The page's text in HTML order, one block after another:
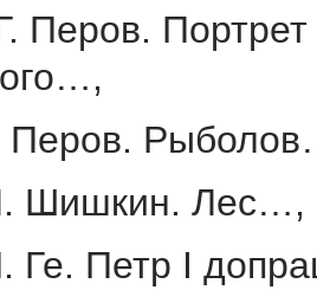
Портрет
Перов.
Шишкин. Лес…,
Петр I